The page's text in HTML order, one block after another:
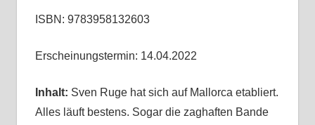
ISBN: 9783958132603
Erscheinungstermin: 14.04.2022
Inhalt: Sven Ruge hat sich auf Mallorca etabliert.
Alles läuft bestens. Sogar die zaghaften Bande